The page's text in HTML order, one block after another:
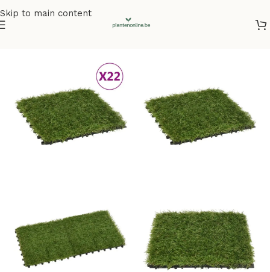
Skip to main content